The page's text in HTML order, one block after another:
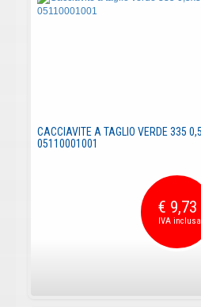
CACCIAVITE A TAGLIO VERDE 335
05110001001
€ 9,73